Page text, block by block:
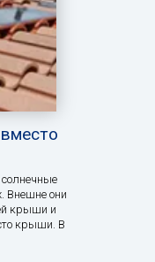
Внешне они
крыши и
крыши. В